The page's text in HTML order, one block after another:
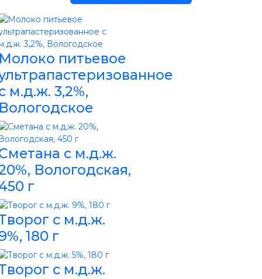
питьевое
м.д.ж. 3,2%,
с м.д.ж.
Вологодская,
г
с м.д.ж.
180 г
с м.д.ж.